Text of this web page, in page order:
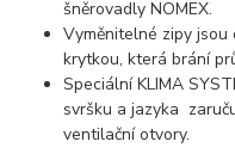
šněrovadly NOMEX.
Vyměnitelné zipy
krytkou, která brání
Speciální KLIMA
svršku a jazyka
ventilační otvory.